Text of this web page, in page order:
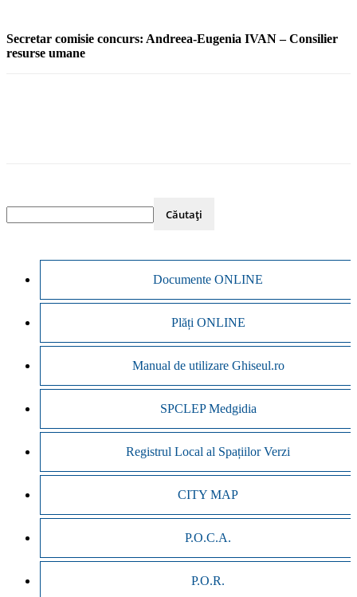
Secretar comisie concurs: Andreea-Eugenia IVAN – Consilier
resurse umane
Documente ONLINE
Plăți ONLINE
Manual de utilizare Ghiseul.ro
SPCLEP Medgidia
Registrul Local al Spațiilor Verzi
CITY MAP
P.O.C.A.
P.O.R.